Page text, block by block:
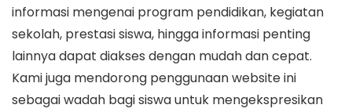
informasi mengenai program pendidikan, kegiatan
sekolah, prestasi siswa, hingga informasi penting
lainnya dapat diakses dengan mudah dan cepat.
Kami juga mendorong penggunaan website ini
sebagai wadah bagi siswa untuk mengekspresikan